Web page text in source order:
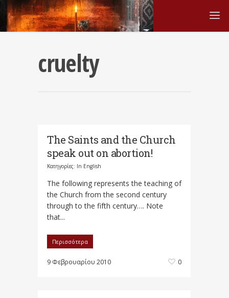
cruelty
The Saints and the Church
speak out on abortion!
Κατηγορίες: In English
The following represents the teaching of
the Church from the second century
through to the fifth century…. Note
that...
Περισσότερα
9 Φεβρουαρίου 2010 0